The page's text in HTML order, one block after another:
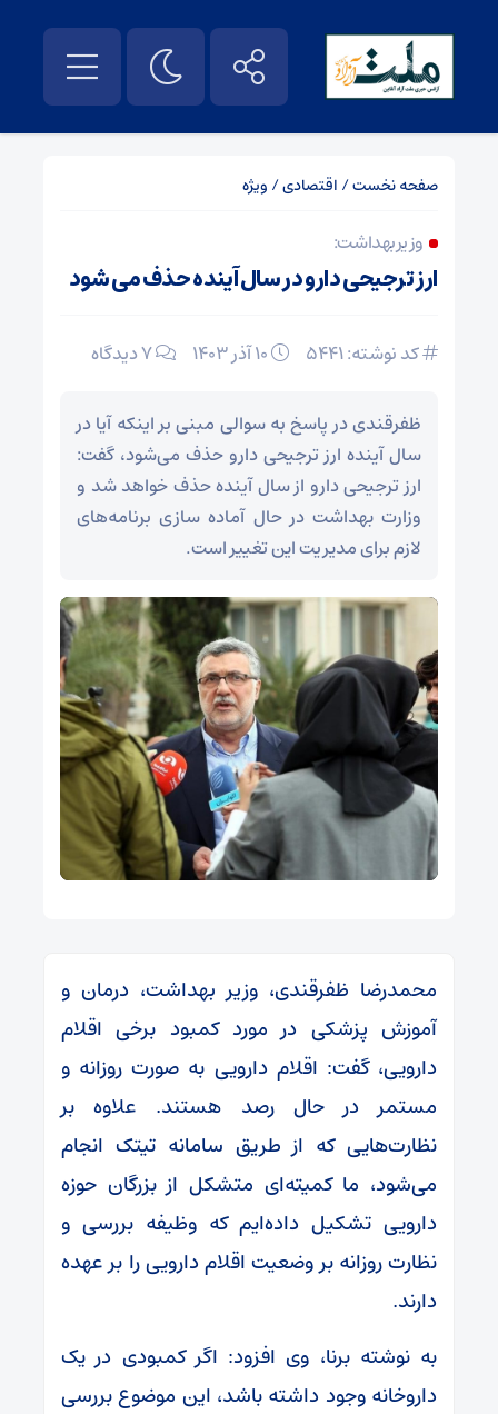
صفحه نخست/ اقتصادی/ ویژه
وزیر بهداشت:
ارز ترجیحی دارو در سال آینده حذف می شود
کد نوشته: 5441 7 دیدگاه
ظفرقندی در پاسخ به سوالی مبنی بر اینکه آیا در
سال آینده ارز ترجیحی دارو حذف می‌شود، گفت:
ارز ترجیحی دارو از سال آینده حذف خواهد شد و
وزارت بهداشت در حال آماده‌ سازی برنامه‌های
لازم برای مدیریت این تغییر است.
محمدرضا ظفرقندی، وزیر بهداشت، درمان و
آموزش پزشکی در مورد کمبود برخی اقلام
دارویی، گفت: اقلام دارویی به‌ صورت روزانه و
مستمر در حال رصد هستند. علاوه بر
نظارت‌هایی که از طریق سامانه تیتک انجام
می‌شود، ما کمیته‌ای متشکل از بزرگان حوزه
دارویی تشکیل داده‌ایم که وظیفه بررسی و
نظارت روزانه بر وضعیت اقلام دارویی را بر عهده
دارند.
به نوشته برنا، وی افزود: اگر کمبودی در یک
داروخانه وجود داشته باشد، این موضوع بررسی